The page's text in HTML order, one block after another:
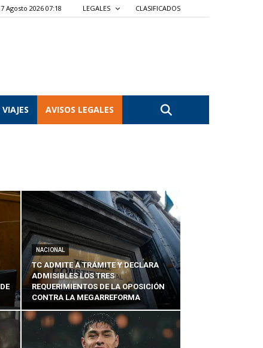
7 Agosto 2026 07:18 LEGALES CLASIFICADOS
VIAJES AVISOS LEGALES
NACIONAL
TC ADMITE A TRÁMITE Y DECLARA
ADMISIBLES LOS TRES
REQUERIMIENTOS DE LA OPOSICIÓN
CONTRA LA MEGARREFORMA